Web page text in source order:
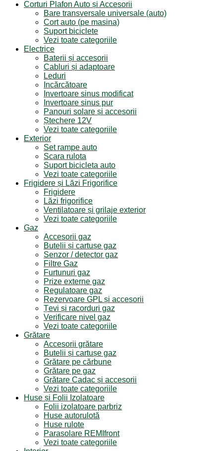
Corturi Plafon Auto și Accesorii
Bare transversale universale (auto)
Cort auto (pe masina)
Suport biciclete
Vezi toate categoriile
Electrice
Baterii și accesorii
Cabluri și adaptoare
Leduri
Incărcătoare
Invertoare sinus modificat
Invertoare sinus pur
Panouri solare și accesorii
Ștechere 12V
Vezi toate categoriile
Exterior
Set rampe auto
Scara rulota
Suport bicicleta auto
Vezi toate categoriile
Frigidere și Lăzi Frigorifice
Frigidere
Lăzi frigorifice
Ventilatoare și grilaje exterior
Vezi toate categoriile
Gaz
Accesorii gaz
Butelii și cartușe gaz
Senzor / detector gaz
Filtre Gaz
Furtunuri gaz
Prize externe gaz
Regulatoare gaz
Rezervoare GPL și accesorii
Țevi și racorduri gaz
Verificare nivel gaz
Vezi toate categoriile
Grătare
Accesorii grătare
Butelii și cartușe gaz
Grătare pe cărbune
Grătare pe gaz
Grătare Cadac și accesorii
Vezi toate categoriile
Huse și Folii Izolatoare
Folii izolatoare parbriz
Huse autorulotă
Huse rulote
Parasolare REMIfront
Vezi toate categoriile